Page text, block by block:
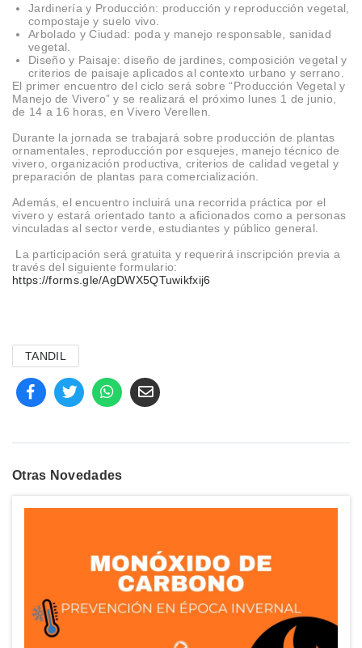
Jardinería y Producción: producción y reproducción vegetal,
compostaje y suelo vivo.
Arbolado y Ciudad: poda y manejo responsable, sanidad
vegetal.
Diseño y Paisaje: diseño de jardines, composición vegetal y
criterios de paisaje aplicados al contexto urbano y serrano.
El primer encuentro del ciclo será sobre “Producción Vegetal y
Manejo de Vivero” y se realizará el próximo lunes 1 de junio,
de 14 a 16 horas, en Vivero Verellen.
Durante la jornada se trabajará sobre producción de plantas
ornamentales, reproducción por esquejes, manejo técnico de
vivero, organización productiva, criterios de calidad vegetal y
preparación de plantas para comercialización.
Además, el encuentro incluirá una recorrida práctica por el
vivero y estará orientado tanto a aficionados como a personas
vinculadas al sector verde, estudiantes y público general.
La participación será gratuita y requerirá inscripción previa a
través del siguiente formulario:
https://forms.gle/AgDWX5QTuwikfxij6
TANDIL
Otras Novedades